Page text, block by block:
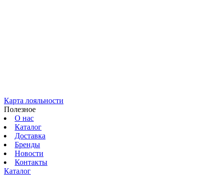
Карта лояльности
Полезное
О нас
Каталог
Доставка
Бренды
Новости
Контакты
Каталог